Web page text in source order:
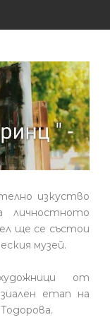
изкуство
личностното
ще се състои
музей.
от
етап на